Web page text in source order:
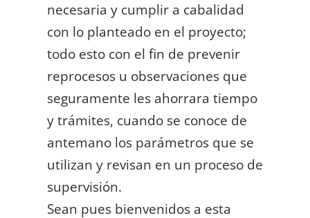
necesaria y cumplir a cabalidad
con lo planteado en el proyecto;
todo esto con el fin de prevenir
reprocesos u observaciones que
seguramente les ahorrara tiempo
y trámites, cuando se conoce de
antemano los parámetros que se
utilizan y revisan en un proceso de
supervisión.
Sean pues bienvenidos a esta